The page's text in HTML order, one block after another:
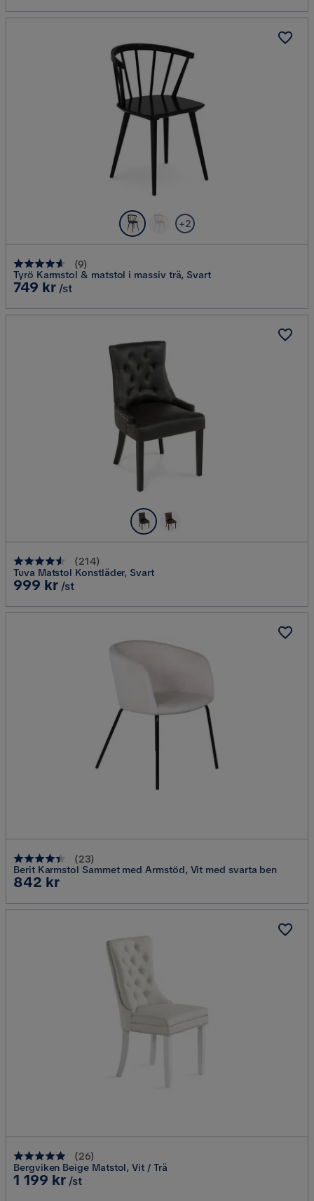
+2
(9)
Tyrö Karmstol & matstol i massiv trä, Svart
Pris
749 kr /st
(214)
Tuva Matstol Konstläder, Svart
Pris
999 kr /st
(23)
Berit Karmstol Sammet med Armstöd, Vit med svarta ben
Pris
842 kr
(26)
Bergviken Beige Matstol, Vit / Trä
Pris
1 199 kr /st